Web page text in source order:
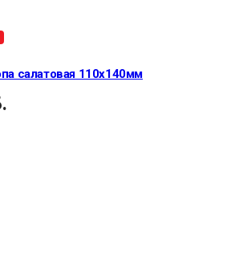
салатовая 110х140мм